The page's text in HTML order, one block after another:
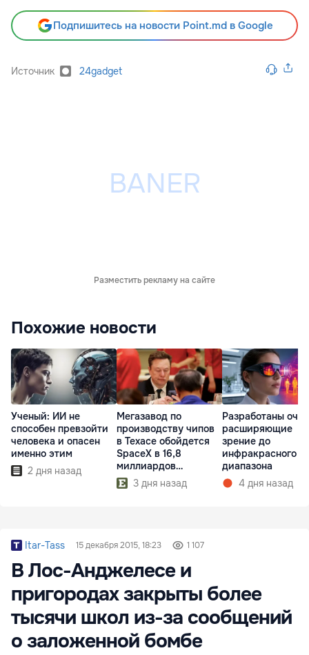
Подпишитесь на новости Point.md в Google
Источник 24gadget
Разместить рекламу на сайте
Похожие новости
Ученый: ИИ не
способен превзойти
человека и опасен
именно этим
2 дня назад
Мегазавод по
производству чипов
в Техасе обойдется
SpaceX в 16,8
миллиардов
долларов
3 дня назад
Разработаны
расширяющие
зрение до
инфракрасного
диапазона
4 дня назад
Itar-Tass 15 декабря 2015, 18:23 1 107
В Лос-Анджелесе и
пригородах закрыты более
тысячи школ из-за сообщений
о заложенной бомбе